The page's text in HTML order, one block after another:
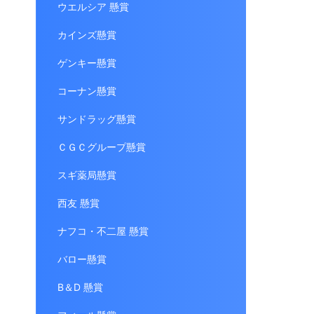
ウエルシア 懸賞
カインズ懸賞
ゲンキー懸賞
コーナン懸賞
サンドラッグ懸賞
ＣＧＣグループ懸賞
スギ薬局懸賞
西友 懸賞
ナフコ・不二屋 懸賞
バロー懸賞
B＆D 懸賞